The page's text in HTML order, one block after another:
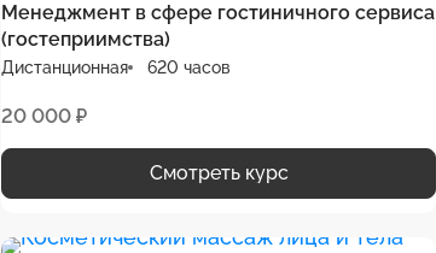
Менеджмент в сфере гостиничного сервиса
(гостеприимства)
Дистанционная 620 часов
20 000 ₽
Смотреть курс